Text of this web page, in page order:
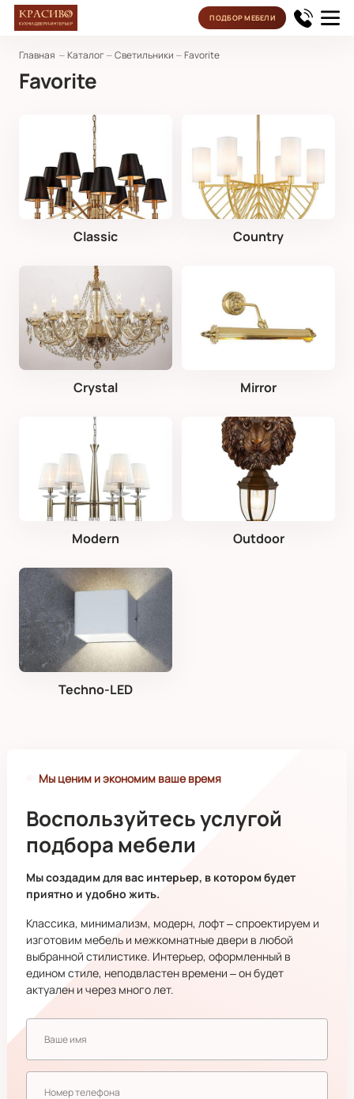
ПОДБОР МЕБЕЛИ
Главная Каталог Cветильники Favorite
Favorite
Classic Country
Crystal Mirror
Modern Outdoor
Techno-LED
Мы ценим и экономим ваше время
Воспользуйтесь услугой
подбора мебели
Мы создадим для вас интерьер, в котором будет
приятно и удобно жить.
Классика, минимализм, модерн, лофт – спроектируем и
изготовим мебель и межкомнатные двери в любой
выбранной стилистике. Интерьер, оформленный в
едином стиле, неподвластен времени – он будет
актуален и через много лет.